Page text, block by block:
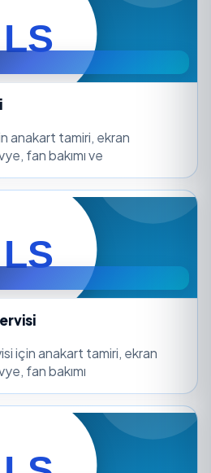
anakart tamiri, ekran
fan bakımı ve
için anakart tamiri, ekran
fan bakımı